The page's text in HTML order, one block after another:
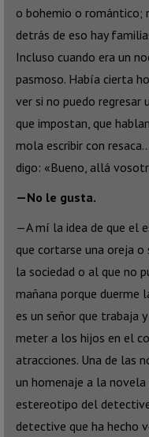
o bohemio o romántico;
detrás de eso hay
Incluso cuando era un
pasmoso. Había cierta
ver si no puedo regresar
que impostan, que
mola escribir con
digo: «Bueno, allá
—No le gusta.
—A mí la idea de que el
que cortarse una oreja
la sociedad o al que no
mañana porque duerme
es un señor que trabaja
meter a los hijos en el
atracciones. Una de las
un homenaje a la
estereotipo del
detective que ha hecho